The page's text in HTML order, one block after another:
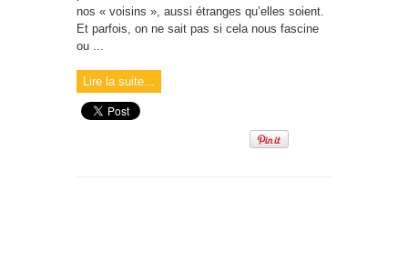
nos « voisins », aussi étranges qu’elles soient.
Et parfois, on ne sait pas si cela nous fascine
ou ...
Lire la suite...